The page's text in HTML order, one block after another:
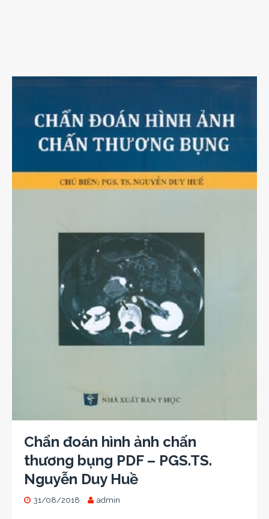
Chẩn đoán hình ảnh chấn
thương bụng PDF – PGS.TS.
Nguyễn Duy Huề
31/08/2018 admin